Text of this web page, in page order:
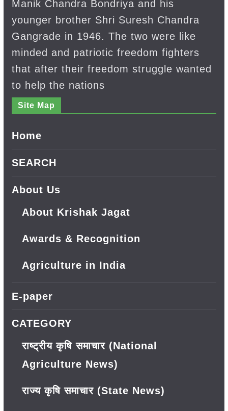
Manik Chandra Bondriya and his
younger brother Shri Suresh Chandra
Gangrade in 1946. The two were like
minded and patriotic freedom fighters
that after their freedom struggle wanted
to help the nations
Site Map
Home
SEARCH
About Us
About Krishak Jagat
Awards & Recognition
Agriculture in India
E-paper
CATEGORY
राष्ट्रीय कृषि समाचार (National
Agriculture News)
राज्य कृषि समाचार (State News)